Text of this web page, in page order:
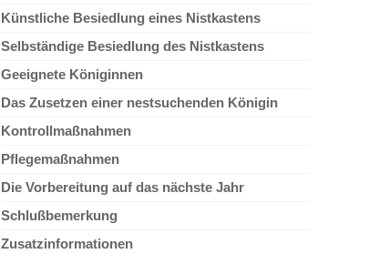
Künstliche Besiedlung eines Nistkastens
Selbständige Besiedlung des Nistkastens
Geeignete Königinnen
Das Zusetzen einer nestsuchenden Königin
Kontrollmaßnahmen
Pflegemaßnahmen
Die Vorbereitung auf das nächste Jahr
Schlußbemerkung
Zusatzinformationen